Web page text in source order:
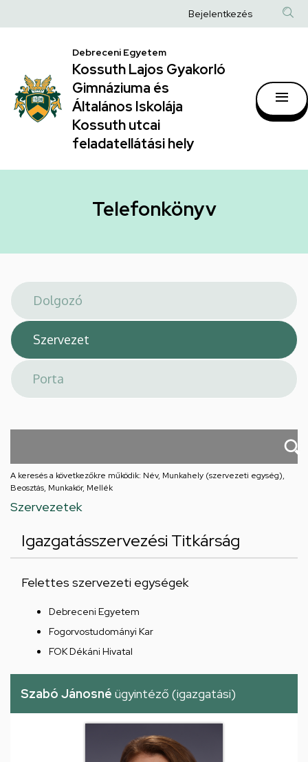
|
Kossuth
Lajos
Gyakorló
Gimnáziuma
Általános
hely
a
Anonim
fiók
Bejelentkezés
Debreceni Egyetem
Kossuth Lajos Gyakorló
Gimnáziuma és
Általános Iskolája
Kossuth utcai
feladatellátási hely
Telefonkönyv
A keresés a következőkre működik: Név, Munkahely (szervezeti egység),
Beosztás, Munkakör, Mellék
Szervezetek
Igazgatásszervezési Titkárság
Felettes szervezeti egységek
Debreceni Egyetem
Fogorvostudományi Kar
FOK Dékáni Hivatal
Szabó Jánosné ügyintéző (igazgatási)